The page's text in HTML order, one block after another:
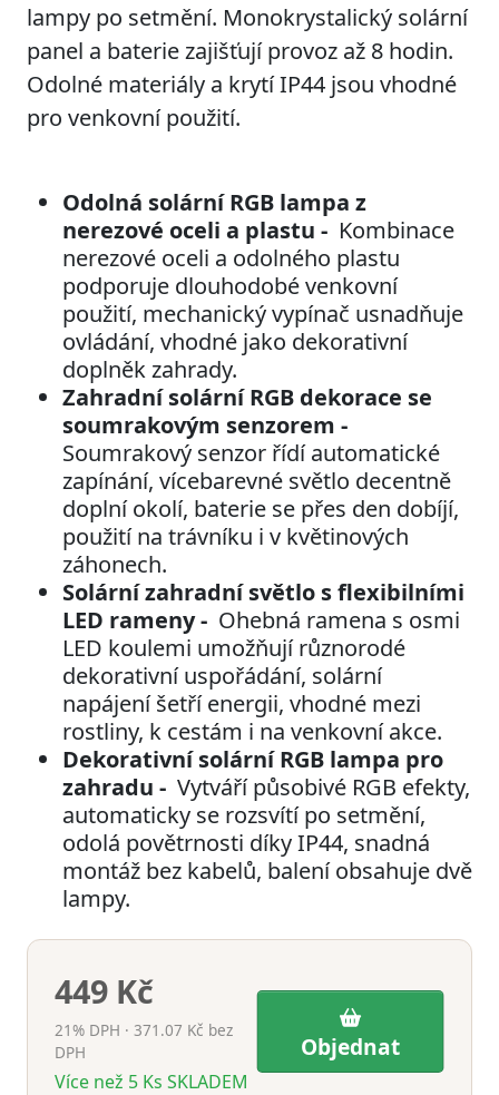
lampy po setmění. Monokrystalický solární
panel a baterie zajišťují provoz až 8 hodin.
Odolné materiály a krytí IP44 jsou vhodné
pro venkovní použití.
Odolná solární RGB lampa z
nerezové oceli a plastu - Kombinace
nerezové oceli a odolného plastu
podporuje dlouhodobé venkovní
použití, mechanický vypínač usnadňuje
ovládání, vhodné jako dekorativní
doplněk zahrady.
Zahradní solární RGB dekorace se
soumrakovým senzorem -
Soumrakový senzor řídí automatické
zapínání, vícebarevné světlo decentně
doplní okolí, baterie se přes den dobíjí,
použití na trávníku i v květinových
záhonech.
Solární zahradní světlo s flexibilními
LED rameny - Ohebná ramena s osmi
LED koulemi umožňují různorodé
dekorativní uspořádání, solární
napájení šetří energii, vhodné mezi
rostliny, k cestám i na venkovní akce.
Dekorativní solární RGB lampa pro
zahradu - Vytváří působivé RGB efekty,
automaticky se rozsvítí po setmění,
odolá povětrnosti díky IP44, snadná
montáž bez kabelů, balení obsahuje dvě
lampy.
449 Kč
21% DPH · 371.07 Kč bez
DPH
Více než 5 Ks SKLADEM
Objednat